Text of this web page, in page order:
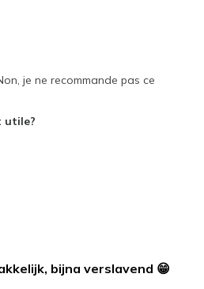
half size too big
je ne recommande pas ce
utile?
bijna verslavend 😁